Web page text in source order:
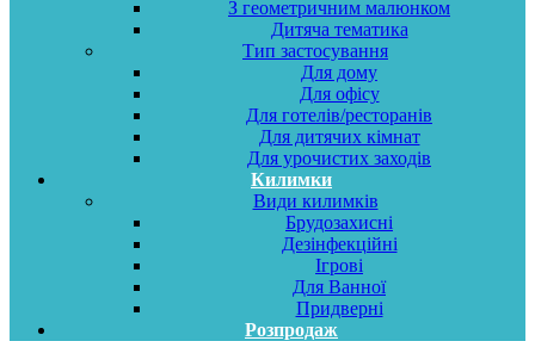
З геометричним малюнком
Дитяча тематика
Тип застосування
Для дому
Для офісу
Для готелів/ресторанів
Для дитячих кімнат
Для урочистих заходів
Килимки
Види килимків
Брудозахисні
Дезінфекційні
Ігрові
Для Ванної
Придверні
Розпродаж